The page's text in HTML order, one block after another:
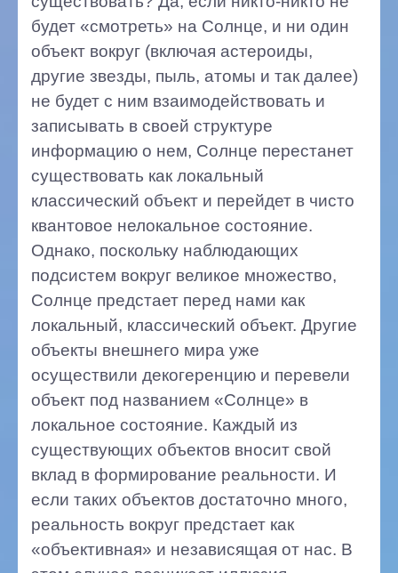
будет «смотреть» на Солнце, и ни один
объект вокруг (включая астероиды,
другие звезды, пыль, атомы и так далее)
не будет с ним взаимодействовать и
записывать в своей структуре
информацию о нем, Солнце перестанет
существовать как локальный
классический объект и перейдет в чисто
квантовое нелокальное состояние.
Однако, поскольку наблюдающих
подсистем вокруг великое множество,
Солнце предстает перед нами как
локальный, классический объект. Другие
объекты внешнего мира уже
осуществили декогеренцию и перевели
объект под названием «Солнце» в
локальное состояние. Каждый из
существующих объектов вносит свой
вклад в формирование реальности. И
если таких объектов достаточно много,
реальность вокруг предстает как
«объективная» и независящая от нас. В